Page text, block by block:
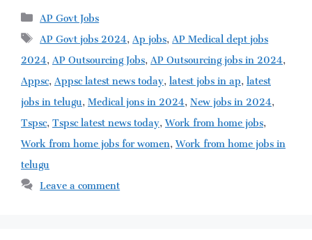
Categories
AP Govt Jobs
Tags
AP Govt jobs 2024,Ap jobs,AP Medical dept jobs
2024,AP Outsourcing Jobs,AP Outsourcing jobs in 2024,
Appsc,Appsc latest news today,latest jobs in ap,latest
jobs in telugu,Medical jons in 2024,New jobs in 2024,
Tspsc,Tspsc latest news today,Work from home jobs,
Work from home jobs for women,Work from home jobs in
telugu
Leave a comment